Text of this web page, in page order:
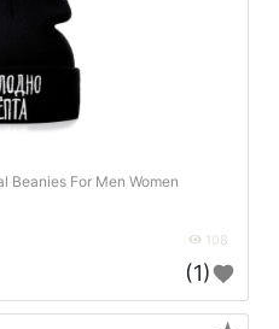
Beanies For Men Women
108
(1)